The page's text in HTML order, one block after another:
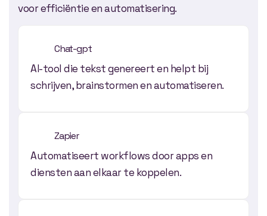
voor efficiëntie en automatisering.
Chat-gpt
AI-tool die tekst genereert en helpt bij
schrijven, brainstormen en automatiseren.
Zapier
Automatiseert workflows door apps en
diensten aan elkaar te koppelen.